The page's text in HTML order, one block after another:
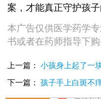
案，才能真正守护孩子
本广告仅供医学药学
书或者在药师指导下
上一篇： 小孩身上起了一
下一篇： 孩子手上白斑不
儿童皮
儿童皮